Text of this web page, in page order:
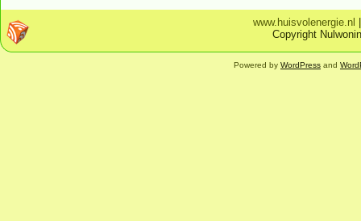
www.huisvolenergie.nl
Copyright
Powered by WordPress and